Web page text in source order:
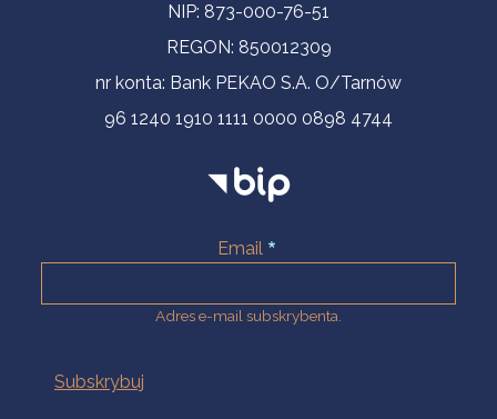
NIP: 873-000-76-51
REGON: 850012309
nr konta: Bank PEKAO S.A. O/Tarnów
96 1240 1910 1111 0000 0898 4744
Email
Adres e-mail subskrybenta.